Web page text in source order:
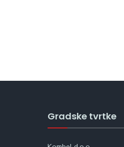
Gradske tvrtke